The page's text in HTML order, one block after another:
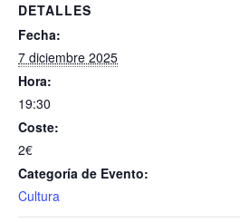
DETALLES
Fecha:
7 diciembre 2025
Hora:
19:30
Coste:
2€
Categoría de Evento:
Cultura